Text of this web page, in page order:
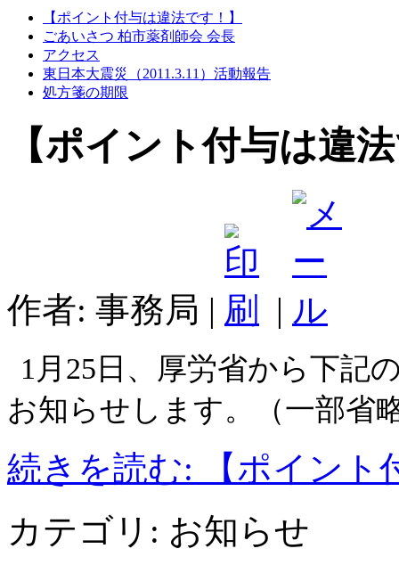
【ポイント付与は違法です！】
ごあいさつ 柏市薬剤師会 会長
アクセス
東日本大震災（2011.3.11）活動報告
処方箋の期限
【ポイント付与は違
作者: 事務局 | |
1月25日、厚労省から下記
お知らせします。（一部省
続きを読む: 【ポイント
カテゴリ: お知らせ